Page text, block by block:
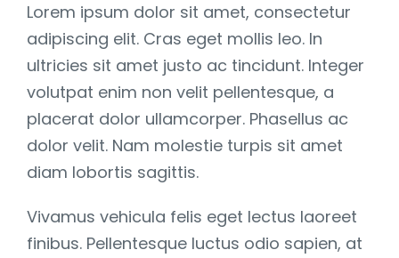
Lorem ipsum dolor sit amet, consectetur
adipiscing elit. Cras eget mollis leo. In
ultricies sit amet justo ac tincidunt. Integer
volutpat enim non velit pellentesque, a
placerat dolor ullamcorper. Phasellus ac
dolor velit. Nam molestie turpis sit amet
diam lobortis sagittis.
Vivamus vehicula felis eget lectus laoreet
finibus. Pellentesque luctus odio sapien, at